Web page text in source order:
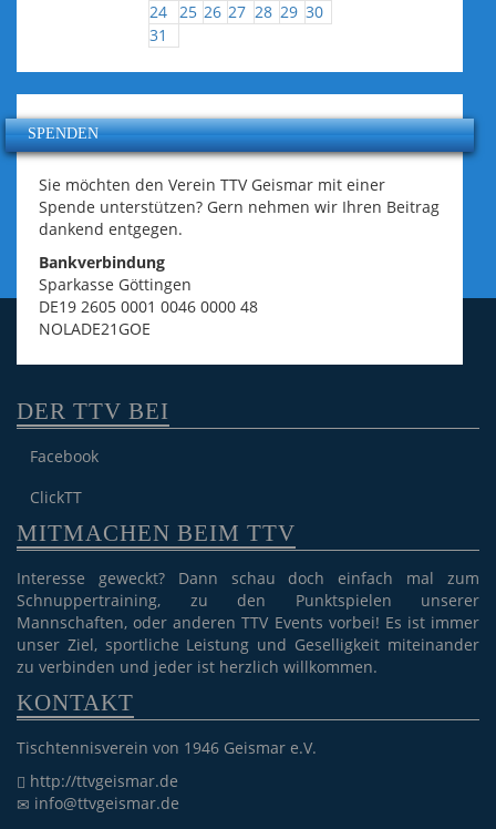
24 25 26 27 28 29 30
31
SPENDEN
Sie möchten den Verein TTV Geismar mit einer
Spende unterstützen? Gern nehmen wir Ihren Beitrag
dankend entgegen.
Bankverbindung
Sparkasse Göttingen
DE19 2605 0001 0046 0000 48
NOLADE21GOE
DER TTV BEI
Facebook
ClickTT
MITMACHEN BEIM TTV
Interesse geweckt? Dann schau doch einfach mal zum
Schnuppertraining, zu den Punktspielen unserer
Mannschaften, oder anderen TTV Events vorbei! Es ist immer
unser Ziel, sportliche Leistung und Geselligkeit miteinander
zu verbinden und jeder ist herzlich willkommen.
KONTAKT
Tischtennisverein von 1946 Geismar e.V.
http://ttvgeismar.de
info@ttvgeismar.de